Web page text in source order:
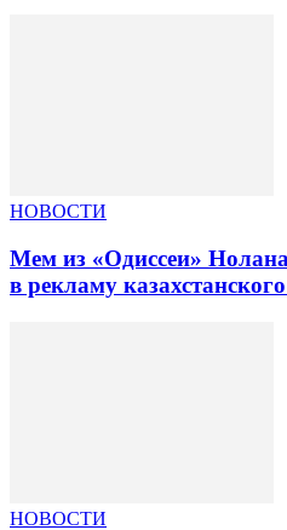
НОВОСТИ
Мем из «Одиссеи»
в рекламу
НОВОСТИ